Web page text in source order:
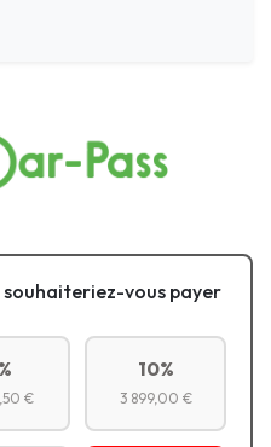
vous payer
€
10%
3 899,00 €